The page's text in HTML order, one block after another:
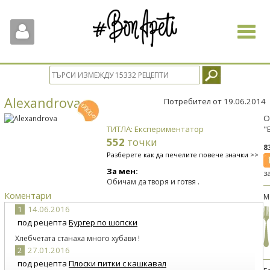
Toggle
Alexandrova Потребител от 19.06.2014
ТИТЛА: Експериментатор
552 точки
Разберете как да печелите повече значки >>
За мен:
Обичам да творя и готвя .
Коментари
1
14.06.2016
под рецепта Бургер по шопски
Хлебчетата станаха много хубави !
2 27.01.2016
под рецепта Плоски питки с кашкавал